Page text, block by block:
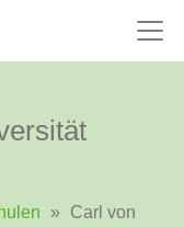
»
Carl von